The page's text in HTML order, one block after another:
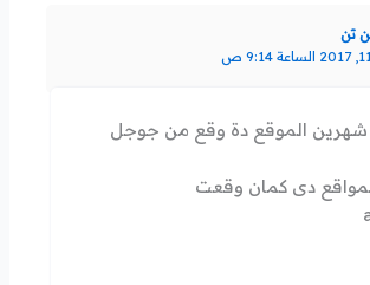
تن
الموقع دة وقع من جوجل
دى كمان وقعت